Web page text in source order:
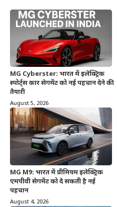
MG Cyberster: भारत में इलेक्ट्रिक
स्पोर्ट्स कार सेगमेंट को नई पहचान देने की
तैयारी
August 5, 2026
MG M9: भारत में प्रीमियम इलेक्ट्रिक
एमपीवी सेगमेंट को दे सकती है नई
पहचान
August 4, 2026